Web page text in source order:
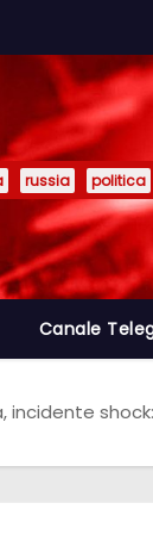
russia politica
Canale
incidente